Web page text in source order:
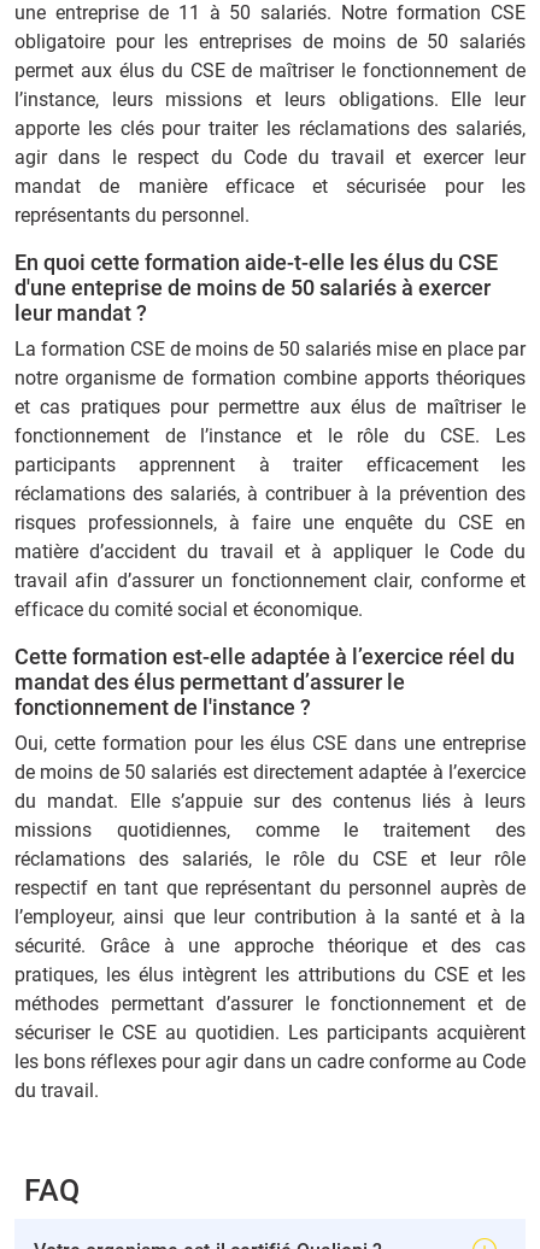
une entreprise de 11 à 50 salariés. Notre formation CSE
obligatoire pour les entreprises de moins de 50 salariés
permet aux élus du CSE de maîtriser le fonctionnement de
l’instance, leurs missions et leurs obligations. Elle leur
apporte les clés pour traiter les réclamations des salariés,
agir dans le respect du Code du travail et exercer leur
mandat de manière efficace et sécurisée pour les
représentants du personnel.
En quoi cette formation aide-t-elle les élus du CSE
d'une enteprise de moins de 50 salariés à exercer
leur mandat ?
La formation CSE de moins de 50 salariés mise en place par
notre organisme de formation combine apports théoriques
et cas pratiques pour permettre aux élus de maîtriser le
fonctionnement de l’instance et le rôle du CSE. Les
participants apprennent à traiter efficacement les
réclamations des salariés, à contribuer à la prévention des
risques professionnels, à faire une enquête du CSE en
matière d’accident du travail et à appliquer le Code du
travail afin d’assurer un fonctionnement clair, conforme et
efficace du comité social et économique.
Cette formation est-elle adaptée à l’exercice réel du
mandat des élus permettant d’assurer le
fonctionnement de l'instance ?
Oui, cette formation pour les élus CSE dans une entreprise
de moins de 50 salariés est directement adaptée à l’exercice
du mandat. Elle s’appuie sur des contenus liés à leurs
missions quotidiennes, comme le traitement des
réclamations des salariés, le rôle du CSE et leur rôle
respectif en tant que représentant du personnel auprès de
l’employeur, ainsi que leur contribution à la santé et à la
sécurité. Grâce à une approche théorique et des cas
pratiques, les élus intègrent les attributions du CSE et les
méthodes permettant d’assurer le fonctionnement et de
sécuriser le CSE au quotidien. Les participants acquièrent
les bons réflexes pour agir dans un cadre conforme au Code
du travail.
FAQ